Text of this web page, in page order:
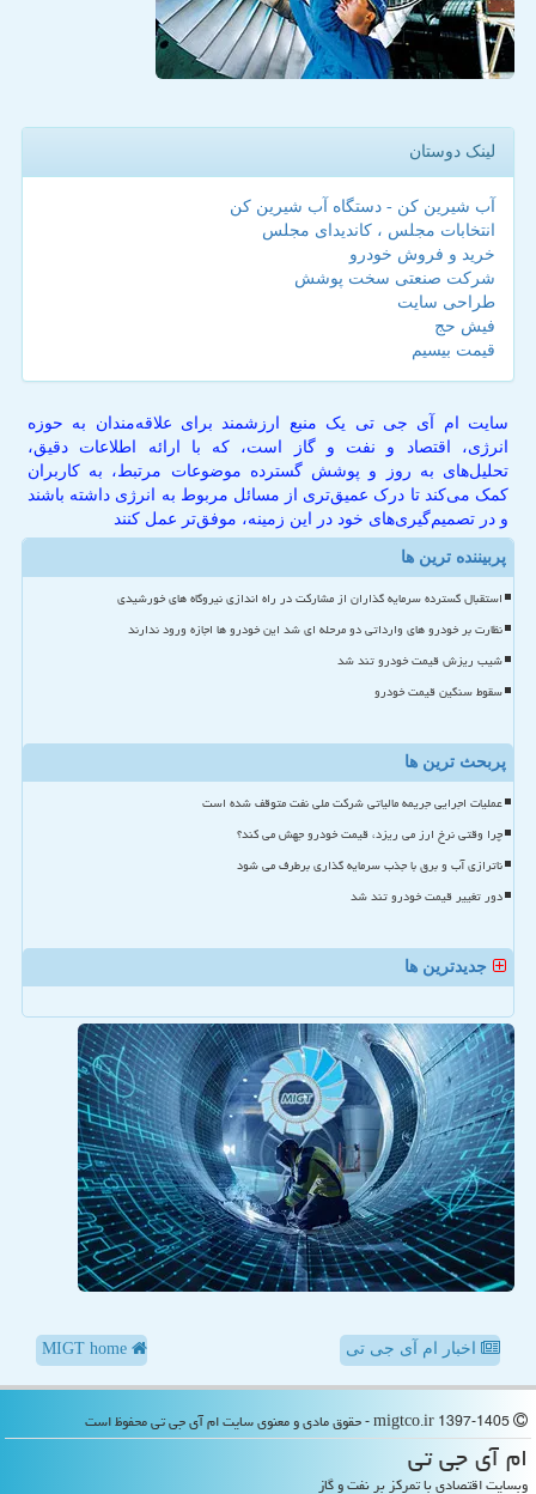
لینک دوستان
آب شیرین کن - دستگاه آب شیرین کن
انتخابات مجلس ، کاندیدای مجلس
خرید و فروش خودرو
شرکت صنعتی سخت پوشش
طراحی سایت
فیش حج
قیمت بیسیم
سایت ام آی جی تی یک منبع ارزشمند برای علاقه‌مندان به حوزه
انرژی، اقتصاد و نفت و گاز است، که با ارائه اطلاعات دقیق،
تحلیل‌های به روز و پوشش گسترده موضوعات مرتبط، به کاربران
کمک می‌کند تا درک عمیق‌تری از مسائل مربوط به انرژی داشته باشند
و در تصمیم‌گیری‌های خود در این زمینه، موفق‌تر عمل کنند
پربیننده ترین ها
استقبال گسترده سرمایه گذاران از مشارکت در راه اندازی نیروگاه های خورشیدی
نظارت بر خودرو های وارداتی دو مرحله ای شد این خودرو ها اجازه ورود ندارند
شیب ریزش قیمت خودرو تند شد
سقوط سنگین قیمت خودرو
پربحث ترین ها
عملیات اجرایی جریمه مالیاتی شرکت ملی نفت متوقف شده است
چرا وقتی نرخ ارز می ریزد، قیمت خودرو جهش می کند؟
ناترازی آب و برق با جذب سرمایه گذاری برطرف می شود
دور تغییر قیمت خودرو تند شد
جدیدترین ها
اخبار ام آی جی تی
ام آی جی تی
وبسایت اقتصادی با تمرکز بر نفت و گاز